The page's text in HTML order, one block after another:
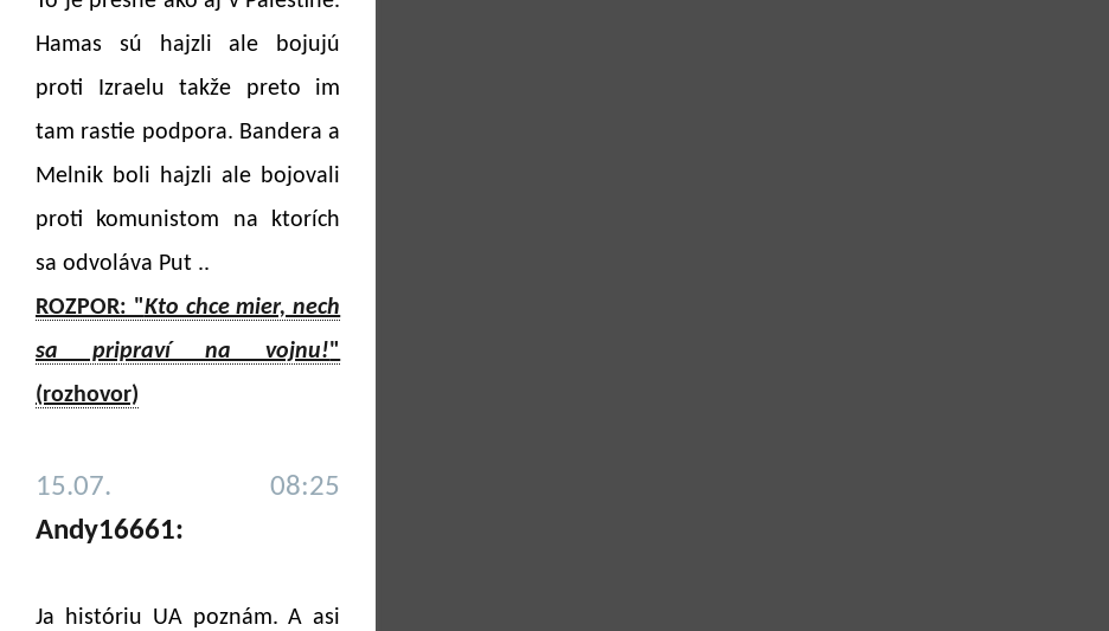
Hamas sú hajzli ale bojujú
proti Izraelu takže preto im
tam rastie podpora. Bandera a
Melnik boli hajzli ale bojovali
proti komunistom na ktorích
sa odvoláva Put ..
ROZPOR: "Kto chce mier, nech
sa pripraví na vojnu!"
(rozhovor)
15.07. 08:25
Andy16661:
Ja históriu UA poznám. A asi